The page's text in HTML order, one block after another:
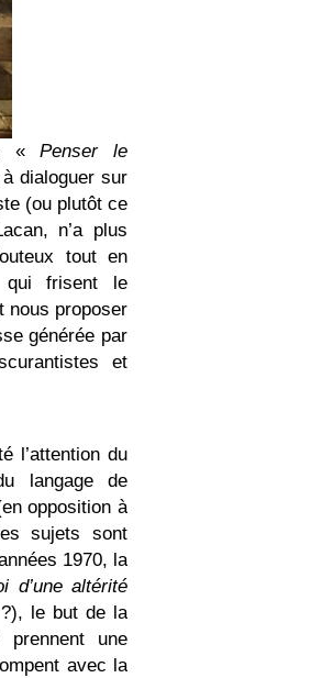
«Penser le
dialoguer sur
(ou plutôt ce
n’a plus
tout en
qui frisent le
proposer
générée par
et
l’attention du
langage de
opposition à
sujets sont
1970, la
d’une altérité
le but de la
prennent une
avec la